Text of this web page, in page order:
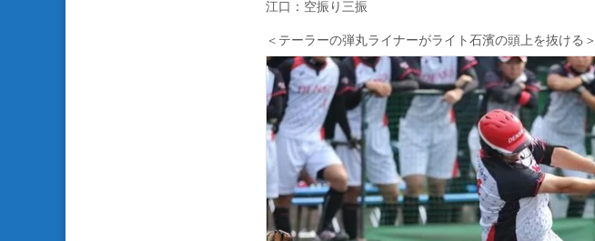
江口：空振り三振
＜テーラーの弾丸ライナーがライト石濱の頭上を抜ける＞